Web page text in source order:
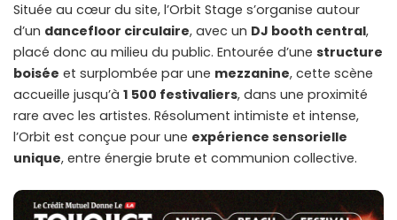
Située au cœur du site, l’Orbit Stage s’organise autour
d’un dancefloor circulaire, avec un DJ booth central,
placé donc au milieu du public. Entourée d’une structure
boisée et surplombée par une mezzanine, cette scène
accueille jusqu’à 1 500 festivaliers, dans une proximité
rare avec les artistes. Résolument intimiste et intense,
l’Orbit est conçue pour une expérience sensorielle
unique, entre énergie brute et communion collective.